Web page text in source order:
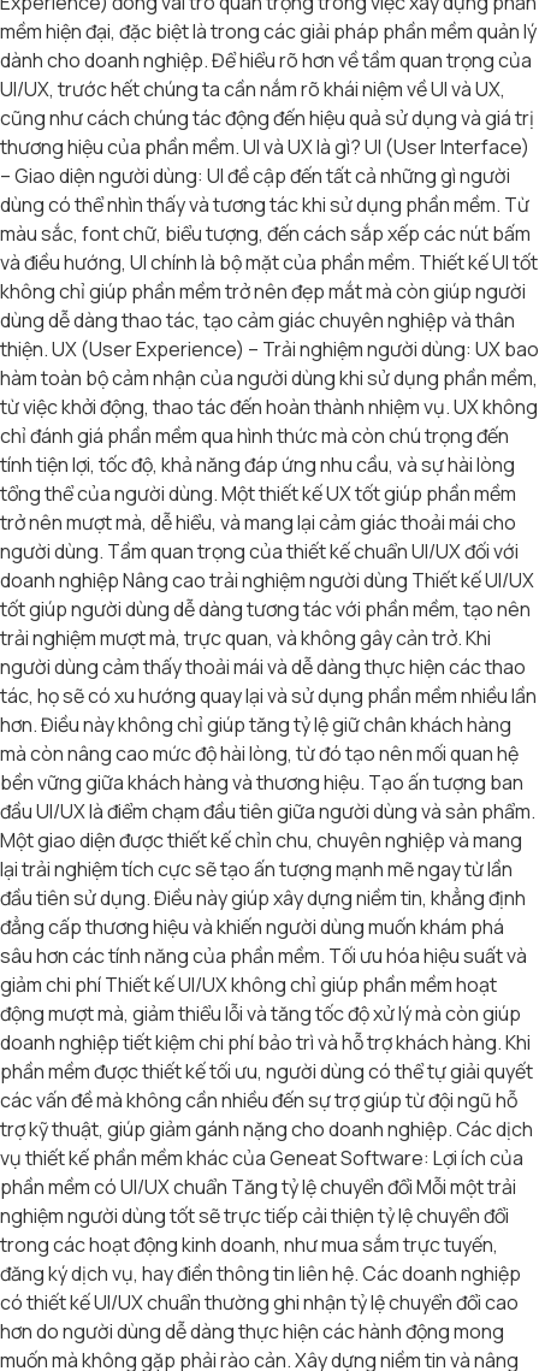
mềm hiện đại, đặc biệt là trong các giải pháp phần mềm quản lý
dành cho doanh nghiệp. Để hiểu rõ hơn về tầm quan trọng của
UI/UX, trước hết chúng ta cần nắm rõ khái niệm về UI và UX,
cũng như cách chúng tác động đến hiệu quả sử dụng và giá trị
thương hiệu của phần mềm. UI và UX là gì? UI (User Interface)
– Giao diện người dùng: UI đề cập đến tất cả những gì người
dùng có thể nhìn thấy và tương tác khi sử dụng phần mềm. Từ
màu sắc, font chữ, biểu tượng, đến cách sắp xếp các nút bấm
và điều hướng, UI chính là bộ mặt của phần mềm. Thiết kế UI tốt
không chỉ giúp phần mềm trở nên đẹp mắt mà còn giúp người
dùng dễ dàng thao tác, tạo cảm giác chuyên nghiệp và thân
thiện. UX (User Experience) – Trải nghiệm người dùng: UX bao
hàm toàn bộ cảm nhận của người dùng khi sử dụng phần mềm,
từ việc khởi động, thao tác đến hoàn thành nhiệm vụ. UX không
chỉ đánh giá phần mềm qua hình thức mà còn chú trọng đến
tính tiện lợi, tốc độ, khả năng đáp ứng nhu cầu, và sự hài lòng
tổng thể của người dùng. Một thiết kế UX tốt giúp phần mềm
trở nên mượt mà, dễ hiểu, và mang lại cảm giác thoải mái cho
người dùng. Tầm quan trọng của thiết kế chuẩn UI/UX đối với
doanh nghiệp Nâng cao trải nghiệm người dùng Thiết kế UI/UX
tốt giúp người dùng dễ dàng tương tác với phần mềm, tạo nên
trải nghiệm mượt mà, trực quan, và không gây cản trở. Khi
người dùng cảm thấy thoải mái và dễ dàng thực hiện các thao
tác, họ sẽ có xu hướng quay lại và sử dụng phần mềm nhiều lần
hơn. Điều này không chỉ giúp tăng tỷ lệ giữ chân khách hàng
mà còn nâng cao mức độ hài lòng, từ đó tạo nên mối quan hệ
bền vững giữa khách hàng và thương hiệu. Tạo ấn tượng ban
đầu UI/UX là điểm chạm đầu tiên giữa người dùng và sản phẩm.
Một giao diện được thiết kế chỉn chu, chuyên nghiệp và mang
lại trải nghiệm tích cực sẽ tạo ấn tượng mạnh mẽ ngay từ lần
đầu tiên sử dụng. Điều này giúp xây dựng niềm tin, khẳng định
đẳng cấp thương hiệu và khiến người dùng muốn khám phá
sâu hơn các tính năng của phần mềm. Tối ưu hóa hiệu suất và
giảm chi phí Thiết kế UI/UX không chỉ giúp phần mềm hoạt
động mượt mà, giảm thiểu lỗi và tăng tốc độ xử lý mà còn giúp
doanh nghiệp tiết kiệm chi phí bảo trì và hỗ trợ khách hàng. Khi
phần mềm được thiết kế tối ưu, người dùng có thể tự giải quyết
các vấn đề mà không cần nhiều đến sự trợ giúp từ đội ngũ hỗ
trợ kỹ thuật, giúp giảm gánh nặng cho doanh nghiệp. Các dịch
vụ thiết kế phần mềm khác của Geneat Software: Lợi ích của
phần mềm có UI/UX chuẩn Tăng tỷ lệ chuyển đổi Mỗi một trải
nghiệm người dùng tốt sẽ trực tiếp cải thiện tỷ lệ chuyển đổi
trong các hoạt động kinh doanh, như mua sắm trực tuyến,
đăng ký dịch vụ, hay điền thông tin liên hệ. Các doanh nghiệp
có thiết kế UI/UX chuẩn thường ghi nhận tỷ lệ chuyển đổi cao
hơn do người dùng dễ dàng thực hiện các hành động mong
muốn mà không gặp phải rào cản. Xây dựng niềm tin và nâng